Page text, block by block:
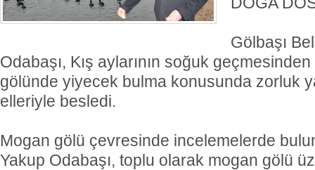
Gölbaşı
Odabaşı, Kış aylarının soğuk
gölünde yiyecek bulma konusunda zorluk
elleriyle besledi.
Mogan gölü çevresinde incelemelerde
Yakup Odabaşı, toplu olarak mogan gölü